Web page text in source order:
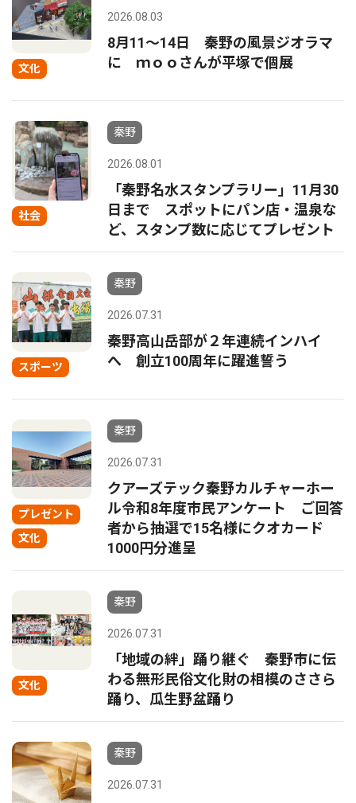
文化
2026.08.03
8月11〜14日 秦野の風景ジオラマ
に ｍｏｏさんが平塚で個展
社会
秦野
2026.08.01
「秦野名水スタンプラリー」11月30
日まで スポットにパン店・温泉な
ど、スタンプ数に応じてプレゼント
スポーツ
秦野
2026.07.31
秦野高山岳部が２年連続インハイ
へ 創立100周年に躍進誓う
プレゼント
文化
秦野
2026.07.31
クアーズテック秦野カルチャーホー
ル令和8年度市民アンケート ご回答
者から抽選で15名様にクオカード
1000円分進呈
文化
秦野
2026.07.31
「地域の絆」踊り継ぐ 秦野市に伝
わる無形民俗文化財の相模のささら
踊り、瓜生野盆踊り
秦野
2026.07.31